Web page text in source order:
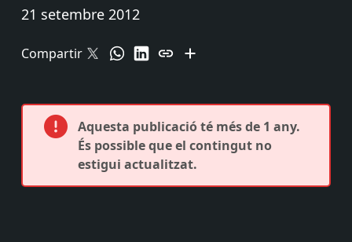
21 setembre 2012
Compartir
Aquesta publicació té més de 1 any.
És possible que el contingut no
estigui actualitzat.